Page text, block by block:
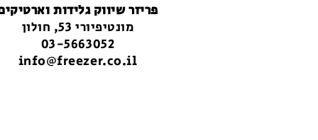
פריזר שיווק גלידות
מונטיפיורי 53, חולון
03-5663052
info@freezer.co.il